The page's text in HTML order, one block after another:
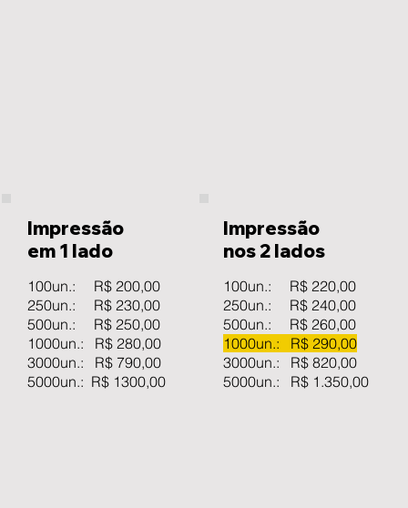
Impressão
em 1 lado
100un.: R$ 200,00
250un.: R$ 230,00
500un.: R$ 250,00
1000un.: R$ 280,00
3000un.: R$ 790,00
5000un.: R$ 1300,00
Impressão
nos 2 lados
100un.: R$ 220,00
250un.: R$ 240,00
500un.: R$ 260,00
1000un.: R$ 290,00
3000un.: R$ 820,00
5000un.: R$ 1.350,00